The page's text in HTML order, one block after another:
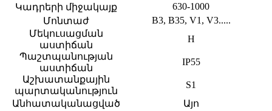
Կադրերի միջակայք
630-1000
Մոնտաժ
B3, B35, V1, V3.....
Մեկուսացման
աստիճան
H
Պաշտպանության
աստիճան
IP55
Աշխատանքային
պարտականություն
S1
Անհատականացված
Այո